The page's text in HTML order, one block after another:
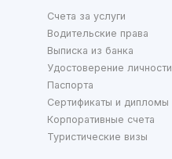
Счета за услуги
Водительские права
Выписка из банка
Удостоверение личности
Паспорта
Сертификаты и дипломы
Корпоративные счета
Туристические визы